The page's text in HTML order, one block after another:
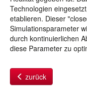
Technologien
etablieren. Dieser
Simulationsparameter
durch kontinuierlichen
diese Parameter zu
zurück